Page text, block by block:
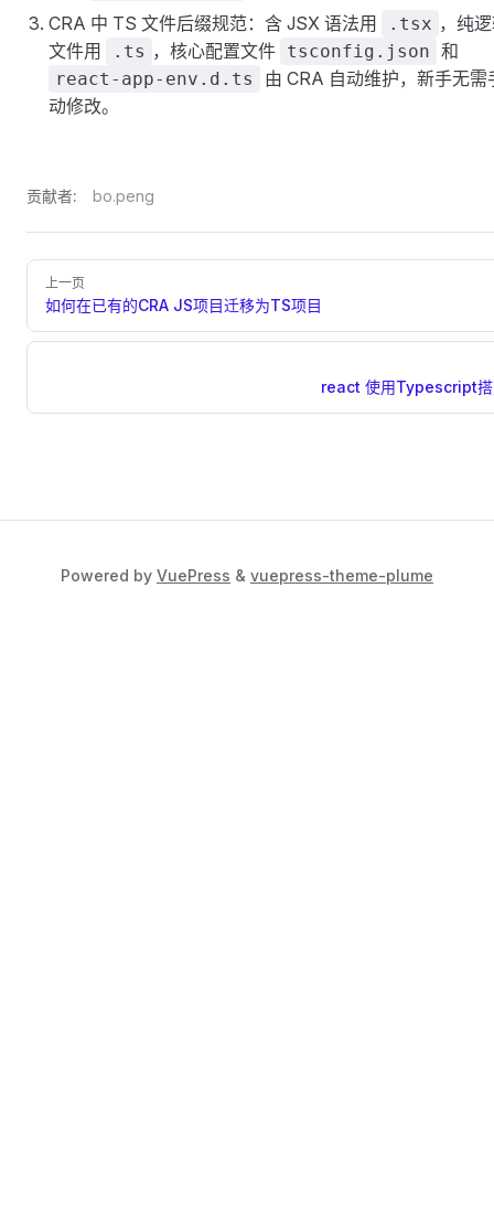
CRA 中 TS 文件后缀规范：含 JSX 语法用
.tsx ，纯
文件用
.ts ，核心配置文件 tsconfig.json 和
react-app-env.d.ts
由 CRA 自动维护，新手无需
动修改。
贡献者: bo.peng
上一页
如何在已有的CRA JS项目迁移为TS项目
react 使用Typescript搭
Powered by VuePress & vuepress-theme-plume